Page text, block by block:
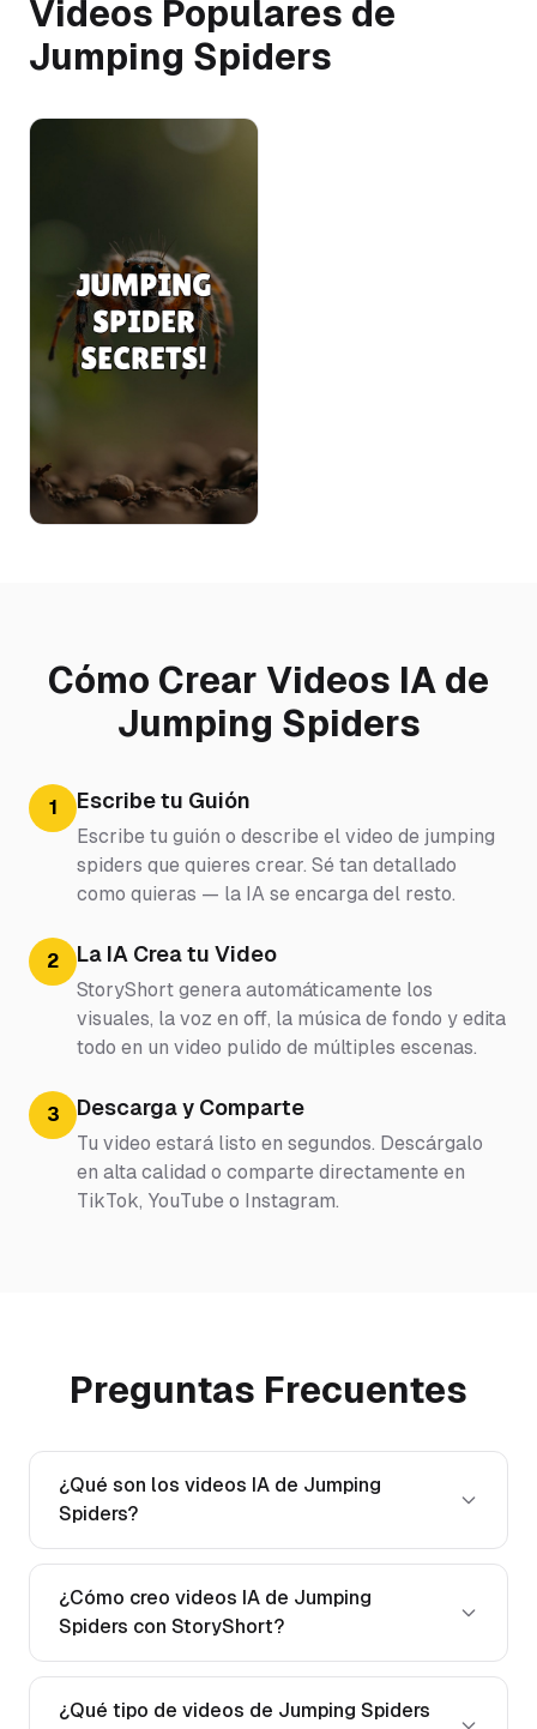
Videos Populares de
Jumping Spiders
Cómo Crear Videos IA de
Jumping Spiders
1 Escribe tu Guión
Escribe tu guión o describe el video de jumping
spiders que quieres crear. Sé tan detallado
como quieras — la IA se encarga del resto.
2 La IA Crea tu Video
StoryShort genera automáticamente los
visuales, la voz en off, la música de fondo y edita
todo en un video pulido de múltiples escenas.
3 Descarga y Comparte
Tu video estará listo en segundos. Descárgalo
en alta calidad o comparte directamente en
TikTok, YouTube o Instagram.
Preguntas Frecuentes
¿Qué son los videos IA de Jumping
Spiders?
¿Cómo creo videos IA de Jumping
Spiders con StoryShort?
¿Qué tipo de videos de Jumping Spiders